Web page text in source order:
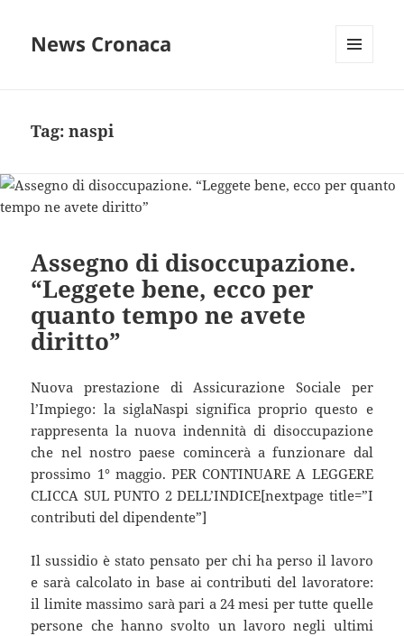
News Cronaca
Tag:naspi
Assegno di disoccupazione.
“Leggete bene, ecco per
quanto tempo ne avete
diritto”
Nuova prestazione di Assicurazione Sociale per
l’Impiego: la siglaNaspi significa proprio questo e
rappresenta la nuova indennità di disoccupazione
che nel nostro paese comincerà a funzionare dal
prossimo 1° maggio. PER CONTINUARE A LEGGERE
CLICCA SUL PUNTO 2 DELL’INDICE[nextpage title=”I
contributi del dipendente”]
Il sussidio è stato pensato per chi ha perso il lavoro
e sarà calcolato in base ai contributi del lavoratore:
il limite massimo sarà pari a 24 mesi per tutte quelle
persone che hanno svolto un lavoro negli ultimi